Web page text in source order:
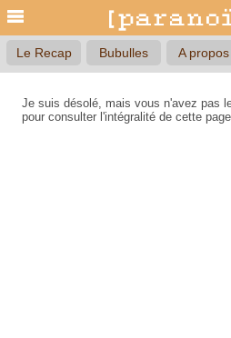
Le Recap Bubulles A propos
Je suis désolé, mais vous n'avez pas
pour consulter l'intégralité de cette